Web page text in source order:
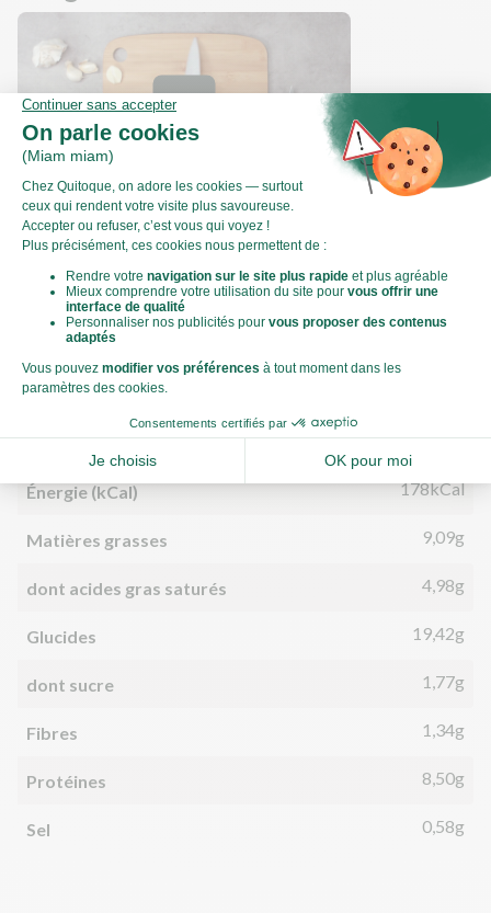
Comment hacher une gousse d'ail ?
Valeurs nutritionnelles
Par personne Pour 100g
Énergie (kJ) 746kJ
Énergie (kCal) 178kCal
Matières grasses 9,09g
dont acides gras saturés 4,98g
Glucides 19,42g
dont sucre 1,77g
Fibres 1,34g
Protéines 8,50g
Sel 0,58g